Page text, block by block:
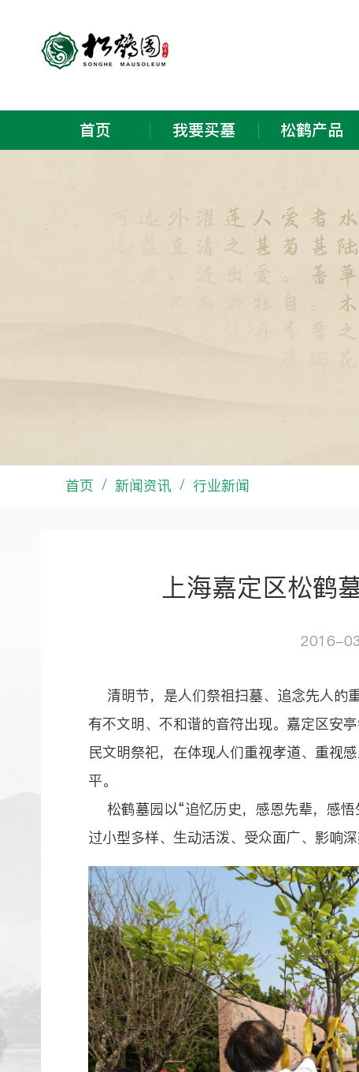
首页 我要买墓 松鹤产品
首页 / 新闻资讯 / 行业新闻
上海嘉定区松鹤
2016-
清明节，是人们祭祖扫墓、追念先人的
有不文明、不和谐的音符出现。嘉定区安
民文明祭祀，在体现人们重视孝道、重视
平。
松鹤墓园以“追忆历史，感恩先辈，感
过小型多样、生动活泼、受众面广、影响